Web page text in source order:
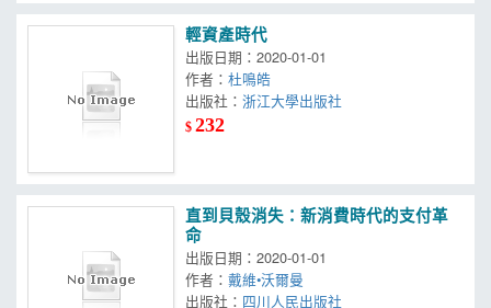
輕資產時代
出版日期：2020-01-01
作者：杜鳴皓
出版社：浙江大學出版社
$232
直到貝殼消失：新消費時代的支付革
命
出版日期：2020-01-01
作者：戴維•沃爾曼
出版社： 四川人民出版社